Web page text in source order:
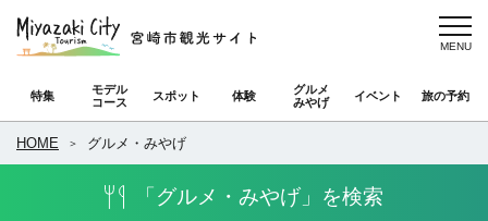
特集
モデル
コース
スポット 体験
グルメ
みやげ
イベント 旅の予約
HOME グルメ・みやげ
「グルメ・みやげ」を検索